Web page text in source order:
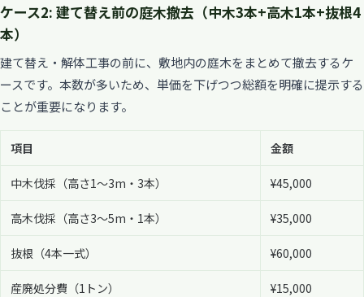
ケース2: 建て替え前の庭木撤去（中木3本+高木1本+抜根4
本）
建て替え・解体工事の前に、敷地内の庭木をまとめて撤去するケ
ースです。本数が多いため、単価を下げつつ総額を明確に提示する
ことが重要になります。
項目 金額
中木伐採（高さ1〜3m・3本） ¥45,000
高木伐採（高さ3〜5m・1本） ¥35,000
抜根（4本一式） ¥60,000
産廃処分費（1トン） ¥15,000